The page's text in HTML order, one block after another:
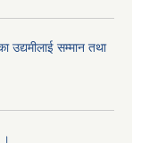
उद्यमीलाई सम्मान तथा
।